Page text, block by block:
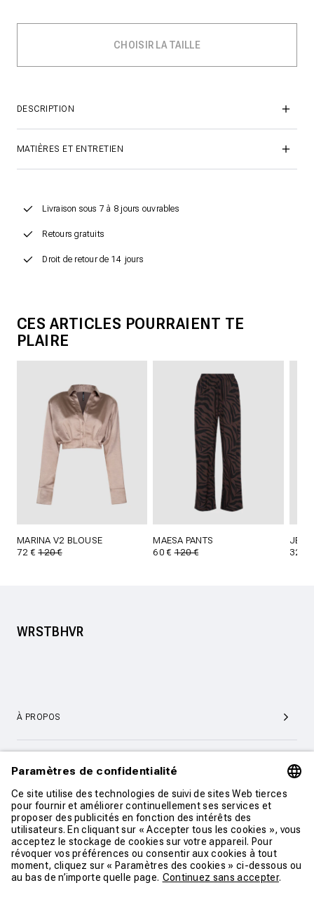
DESCRIPTION
MATIÈRES ET ENTRETIEN
Livraison sous 7 à 8 jours ouvrables
Retours gratuits
Droit de retour de 14 jours
CES ARTICLES POURRAIENT TE
PLAIRE
MARINA V2 BLOUSE
72 €120 €
MAESA PANTS
60 €120 €
32 €
WRSTBHVR
À PROPOS
CONTACT